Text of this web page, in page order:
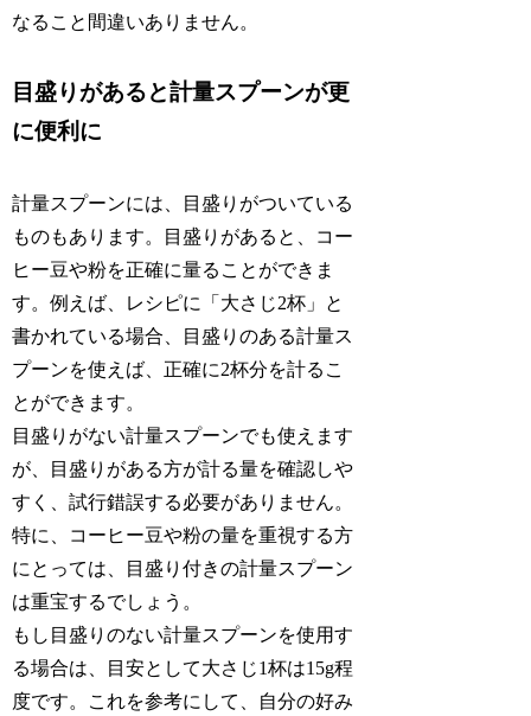
なること間違いありません。
目盛りがあると計量スプーンが更
に便利に
計量スプーンには、目盛りがついている
ものもあります。目盛りがあると、コー
ヒー豆や粉を正確に量ることができま
す。例えば、レシピに「大さじ2杯」と
書かれている場合、目盛りのある計量ス
プーンを使えば、正確に2杯分を計るこ
とができます。
目盛りがない計量スプーンでも使えます
が、目盛りがある方が計る量を確認しや
すく、試行錯誤する必要がありません。
特に、コーヒー豆や粉の量を重視する方
にとっては、目盛り付きの計量スプーン
は重宝するでしょう。
もし目盛りのない計量スプーンを使用す
る場合は、目安として大さじ1杯は15g程
度です。これを参考にして、自分の好み